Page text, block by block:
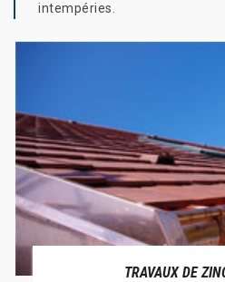
intempéries.
TRAVAUX DE